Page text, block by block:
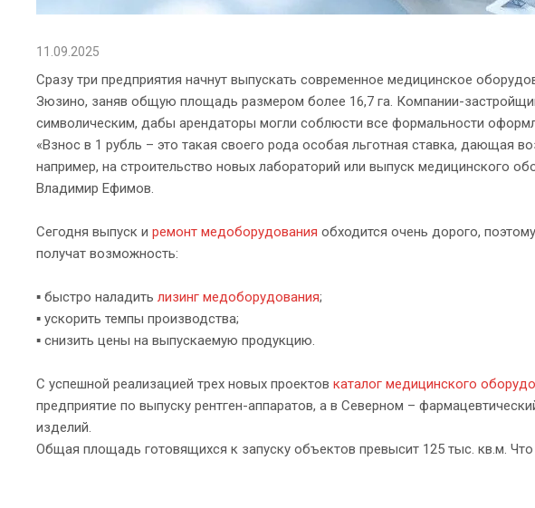
11.09.2025
Сразу три предприятия начнут выпускать современное медицинское
Зюзино, заняв общую площадь размером более 16,7 га. Компании-
символическим, дабы арендаторы могли соблюсти все формальности
«Взнос в 1 рубль – это такая своего рода особая льготная ставка, дающая
например, на строительство новых лабораторий или выпуск медицинского
Владимир Ефимов.
Сегодня выпуск и ремонт медоборудования обходится очень дорого,
получат возможность:
▪ быстро наладить лизинг медоборудования;
▪ ускорить темпы производства;
▪ снизить цены на выпускаемую продукцию.
С успешной реализацией трех новых проектов каталог медицинского
предприятие по выпуску рентген-аппаратов, а в Северном –
изделий.
Общая площадь готовящихся к запуску объектов превысит 125 тыс. кв.м.